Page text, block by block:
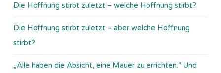
Die Hoffnung stirbt zuletzt – welche Hoffnung stirbt?
Die Hoffnung stirbt zuletzt – aber welche Hoffnung
stirbt?
„Alle haben die Absicht, eine Mauer zu errichten.“ Und